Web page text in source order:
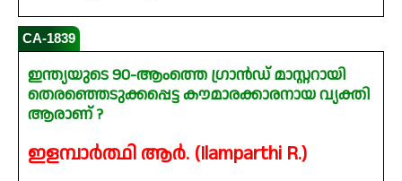
CA-1839
ഇന്ത്യയുടെ 90-ആംത്തെ ഗ്രാൻഡ് മാസ്റ്ററായി
തെരഞ്ഞെടുക്കപ്പെട്ട കൗമാരക്കാരനായ വ്യക്തി
ആരാണ് ?
ഇളമ്പാർത്ഥി ആർ. (Ilamparthi R.)